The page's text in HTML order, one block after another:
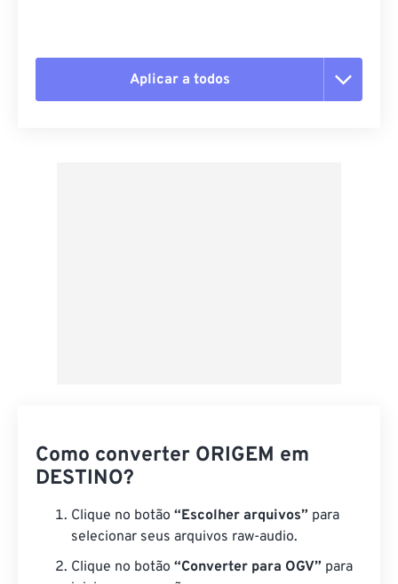
Aplicar a todos
Como converter ORIGEM em
DESTINO?
Clique no botão “Escolher arquivos” para
selecionar seus arquivos raw-audio.
Clique no botão “Converter para OGV” para